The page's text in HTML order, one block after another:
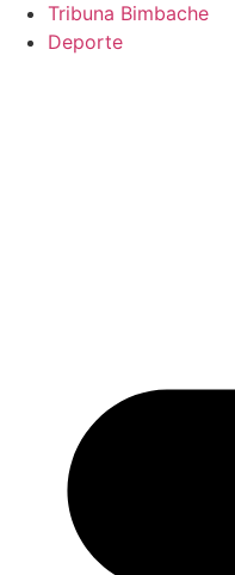
Tribuna Bimbache
Deporte